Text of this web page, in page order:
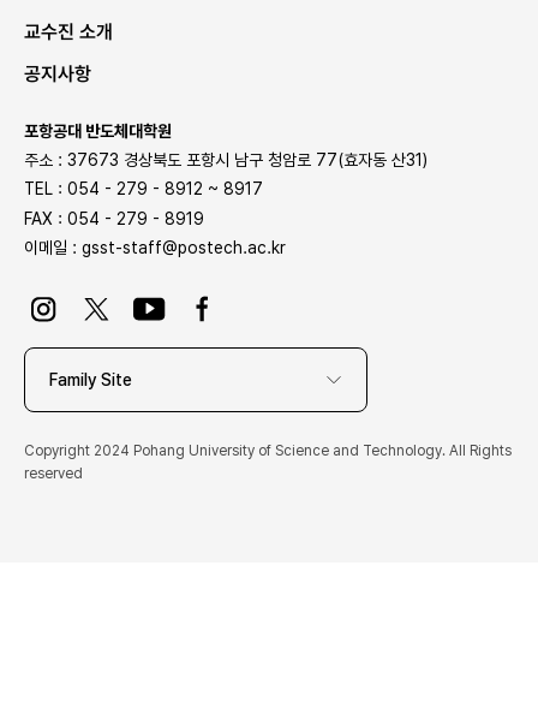
H
포항공대 반도체대학원
주소 : 37673 경상북도 포항시 남구 청암로 77(효자동 산31)
TEL : 054 - 279 - 8912 ~ 8917
FAX : 054 - 279 - 8919
이메일 : gsst-staff@postech.ac.kr
교수진 소개
공지사항
Family Site
Copyright 2024 Pohang University of Science and Technology. All Rights
reserved